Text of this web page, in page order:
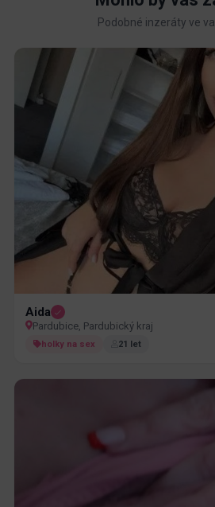
Podobné inzeráty ve
Aida
Pardubice, Pardubický kraj
holky na sex 21 let